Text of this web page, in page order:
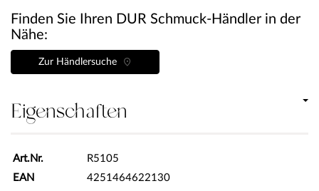
Finden Sie Ihren DUR Schmuck-Händler in der
Nähe:
Zur Händlersuche
Eigenschaften
Art.Nr.
R5105
EAN
4251464622130